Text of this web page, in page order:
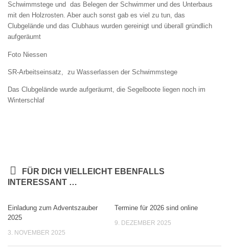
Schwimmstege und das Belegen der Schwimmer und des Unterbaus
mit den Holzrosten. Aber auch sonst gab es viel zu tun, das
Clubgelände und das Clubhaus wurden gereinigt und überall gründlich
aufgeräumt
Foto Niessen
SR-Arbeitseinsatz, zu Wasserlassen der Schwimmstege
Das Clubgelände wurde aufgeräumt, die Segelboote liegen noch im
Winterschlaf
FÜR DICH VIELLEICHT EBENFALLS
INTERESSANT …
Einladung zum Adventszauber
2025
3. NOVEMBER 2025
Termine für 2026 sind online
9. DEZEMBER 2025